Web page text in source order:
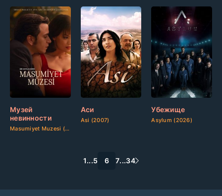
Музей
невинности
Masumiyet Muzesi (2026)
Аси
Asi (2007)
Убежище
Asylum (2026)
1...5 6 7...34